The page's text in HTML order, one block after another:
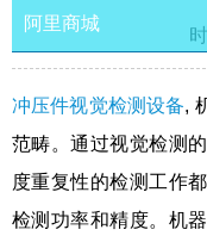
阿里商城
冲压件视觉检测设备,
范畴。通过视觉检测
度重复性的检测工作
检测功率和精度。机